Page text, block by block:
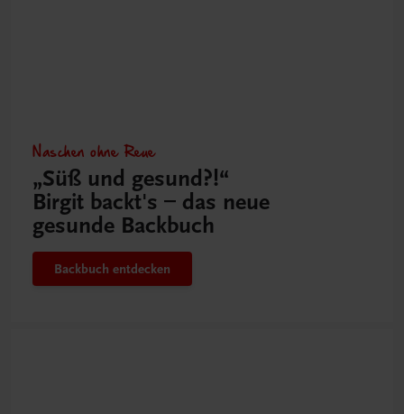
Naschen ohne Reue
„Süß und gesund?!“
Birgit backt's – das neue
gesunde Backbuch
Backbuch entdecken